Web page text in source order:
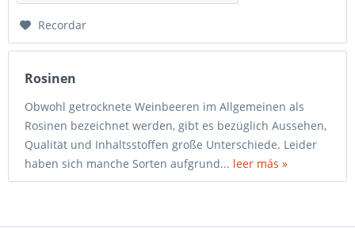
Recordar
Rosinen
Obwohl getrocknete Weinbeeren im Allgemeinen als
Rosinen bezeichnet werden, gibt es bezüglich Aussehen,
Qualität und Inhaltsstoffen große Unterschiede. Leider
haben sich manche Sorten aufgrund... leer más »